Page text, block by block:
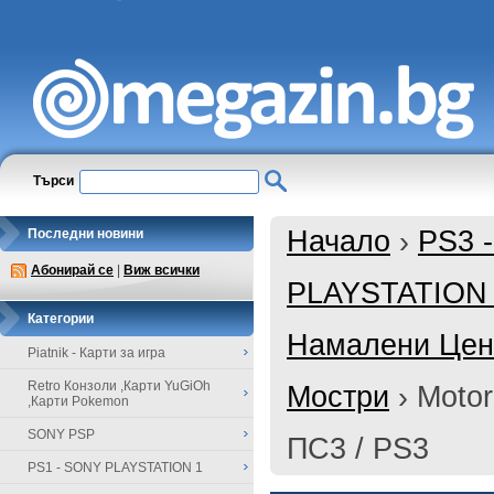
Търси
Последни новини
Абонирай се Виж всички
Категории
Piatnik - Карти за игра
Retro Конзоли ,Карти YuGiOh
,Карти Pokemon
SONY PSP
PS1 - SONY PLAYSTATION 1
Начало › PS3
Намалени
Мостри ›
ПС3 / PS3